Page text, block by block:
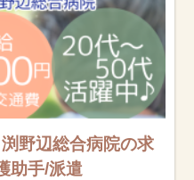
野辺総合病院の求
助手/派遣